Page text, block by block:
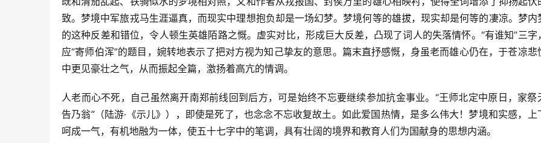
致。梦境中军旅戎马生涯逼真，而现实中理想抱负却是一场幻梦。梦境何等的雄拔，现实却是何等的凄凉。梦内
的这种反差和错位，令人顿生英雄陌路之慨。虚实对比，形成巨大反差，凸现了词人的失落情怀。“有谁知”三字
应“寄师伯浑”的题目，婉转地表示了把对方视为知己挚友的意思。篇末直抒感慨，身虽老而雄心仍在，于苍凉悲
中更见豪壮之气，从而振起全篇，激扬着高亢的情调。
人老而心不死，自己虽然离开南郑前线回到后方，可是始终不忘要继续参加抗金事业。“王师北定中原日，家祭
告乃翁”（陆游·《示儿》），即使是死了，也念念不忘收复故土。如此爱国热情，是多么伟大！梦境和实感，上
呵成一气，有机地融为一体，使五十七字中的笔调，具有壮阔的境界和教育人们为国献身的思想内涵。